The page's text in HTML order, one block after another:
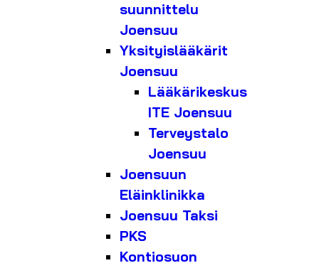
suunnittelu
Joensuu
Yksityislääkärit
Joensuu
Lääkärikeskus
ITE Joensuu
Terveystalo
Joensuu
Joensuun
Eläinklinikka
Joensuu Taksi
PKS
Kontiosuon